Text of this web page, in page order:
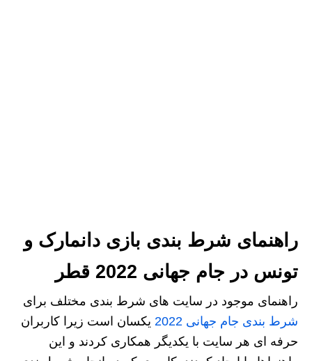
راهنمای شرط بندی بازی دانمارک و
تونس در جام جهانی 2022 قطر
راهنمای موجود در سایت های شرط بندی مختلف برای
شرط بندی جام جهانی 2022
یکسان است زیرا کاربران
حرفه‌ ای هر سایت با یکدیگر همکاری کردند و این